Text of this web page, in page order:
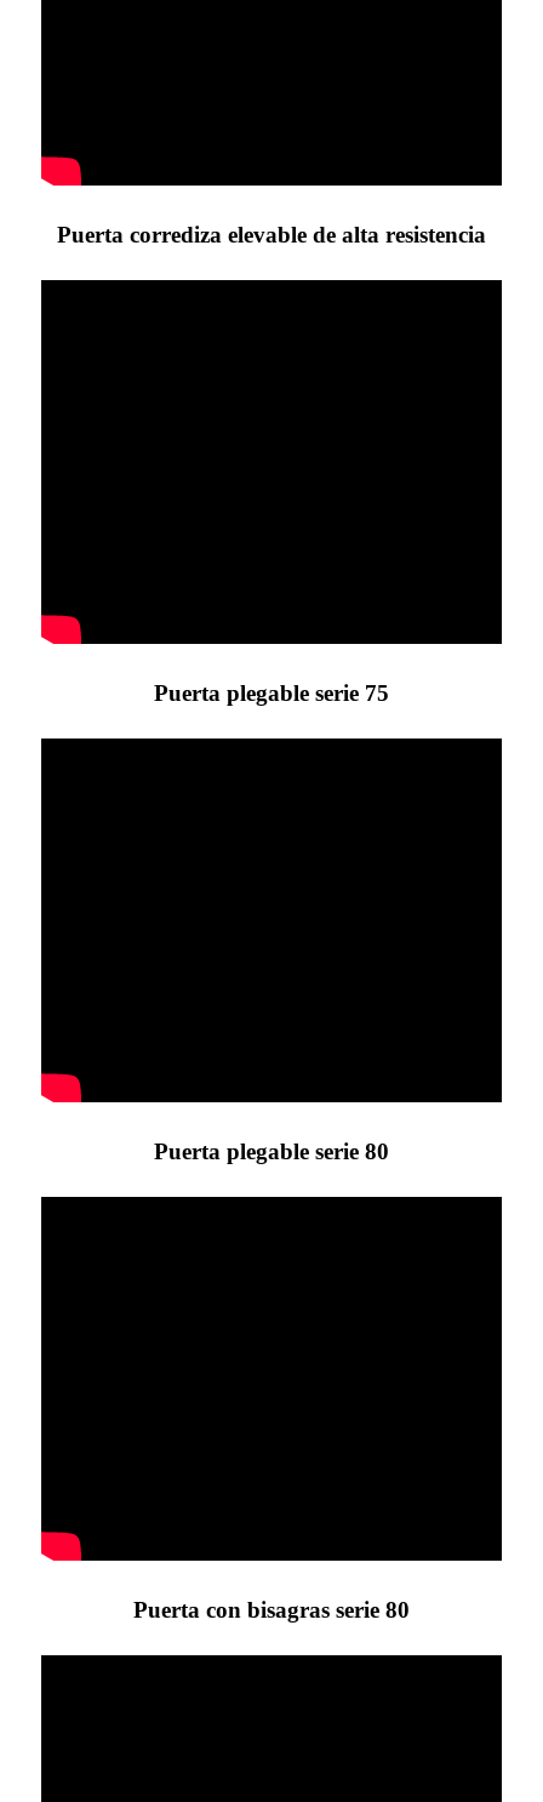
Puerta corrediza elevable de alta resistencia
Puerta plegable serie 75
Puerta plegable serie 80
Puerta con bisagras serie 80